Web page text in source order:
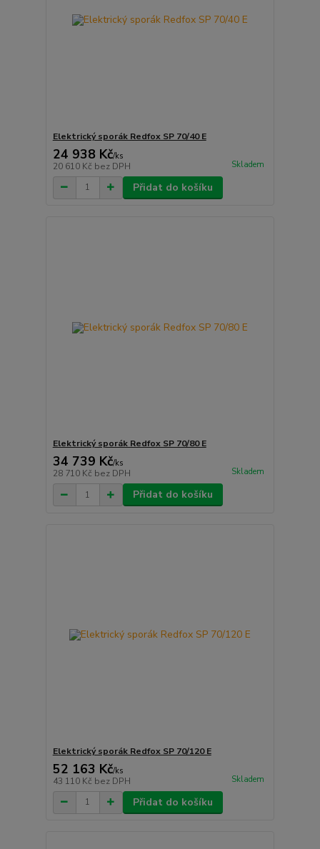
Elektrický sporák Redfox SP 70/40 E
24 938 Kč/ks
20 610 Kč bez DPH Skladem
Přidat do košíku
Elektrický sporák Redfox SP 70/80 E
34 739 Kč/ks
28 710 Kč bez DPH Skladem
Přidat do košíku
Elektrický sporák Redfox SP 70/120 E
52 163 Kč/ks
43 110 Kč bez DPH Skladem
Přidat do košíku